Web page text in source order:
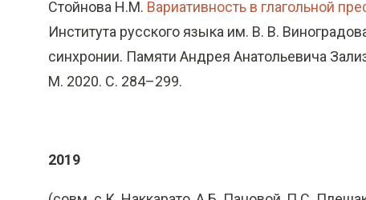
Стойнова Н.М. Вариативность в глагольной
Института русского языка им. В. В.
синхронии. Памяти Андрея Анатольевича
М. 2020. C. 284–299.
2019